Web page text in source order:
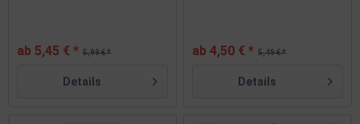
5,99 € *
ab 5,45 € *
Details
5,49 € *
ab 4,50 € *
Details